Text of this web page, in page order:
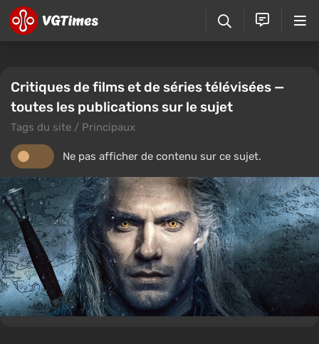
Critiques de films et de séries télévisées —
toutes les publications sur le sujet
Tags du site / Principaux
Ne pas afficher de contenu sur ce sujet.